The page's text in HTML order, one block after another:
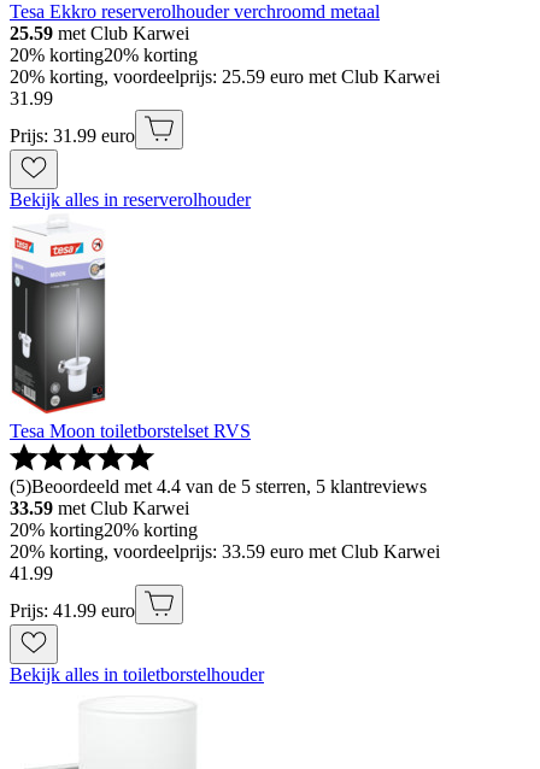
Tesa Ekkro reserverolhouder verchroomd metaal
25.59 met Club Karwei
20% korting20% korting
20% korting, voordeelprijs: 25.59 euro met Club Karwei
31.99
Prijs: 31.99 euro
Bekijk alles in reserverolhouder
Tesa Moon toiletborstelset RVS
(5)Beoordeeld met 4.4 van de 5 sterren, 5 klantreviews
33.59 met Club Karwei
20% korting20% korting
20% korting, voordeelprijs: 33.59 euro met Club Karwei
41.99
Prijs: 41.99 euro
Bekijk alles in toiletborstelhouder